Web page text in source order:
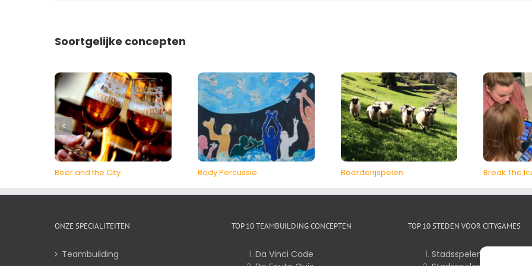
Soortgelijke concepten
Beer and the City Body Percussie Boerderijspelen Break The
ONZE SPECIALITEITEN
Teambuilding
TOP 10 TEAMBUILDING CONCEPTEN
Da Vinci Code
TOP 10 STEDEN VOOR CITYGAMES
Stadsspelen te Gent